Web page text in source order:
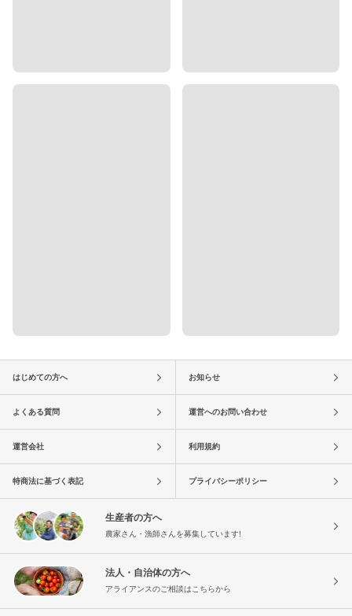
はじめての方へ お知らせ
よくある質問 運営へのお問い合わせ
運営会社 利用規約
特商法に基づく表記 プライバシーポリシー
生産者の方へ
農家さん・漁師さんを募集しています!
法人・自治体の方へ
アライアンスのご相談はこちらから